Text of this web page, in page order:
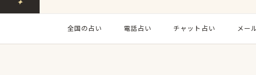
✦
全国の占い 電話占い チャット占い メー